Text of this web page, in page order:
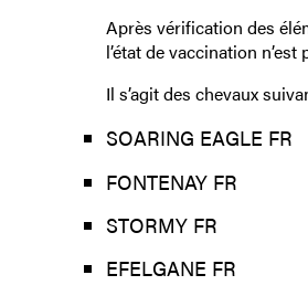
Après vérification des
l’état de vaccination
Il s’agit des chevaux
SOARING EAGLE FR
FONTENAY FR
STORMY FR
EFELGANE FR